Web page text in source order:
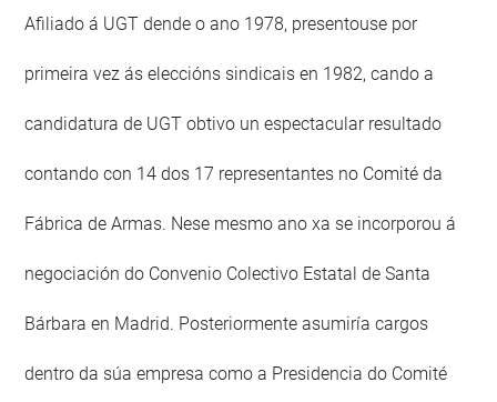
Afiliado á UGT dende o ano 1978, presentouse por
primeira vez ás eleccións sindicais en 1982, cando a
candidatura de UGT obtivo un espectacular resultado
contando con 14 dos 17 representantes no Comité da
Fábrica de Armas. Nese mesmo ano xa se incorporou á
negociación do Convenio Colectivo Estatal de Santa
Bárbara en Madrid. Posteriormente asumiría cargos
dentro da súa empresa como a Presidencia do Comité